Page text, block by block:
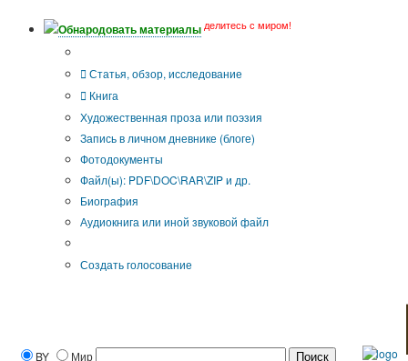
Обнародовать материалы делитесь с миром!
Статья, обзор, исследование
Книга
Художественная проза или поэзия
Запись в личном дневнике (блоге)
Фотодокументы
Файл(ы): PDF\DOC\RAR\ZIP и др.
Биография
Аудиокнига или иной звуковой файл
Создать голосование
BY Мир